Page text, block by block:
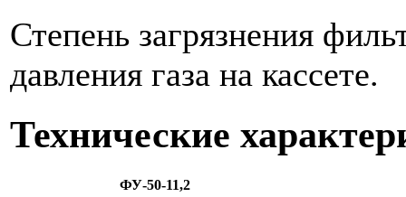
Степень загрязнения
давления газа на кассете.
Технические
ФУ-50-11,2